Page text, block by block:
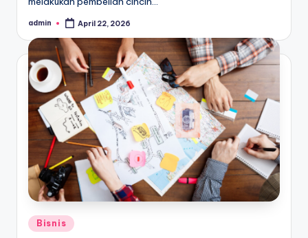
Posted
admin April 22, 2026
Posted
Bisnis